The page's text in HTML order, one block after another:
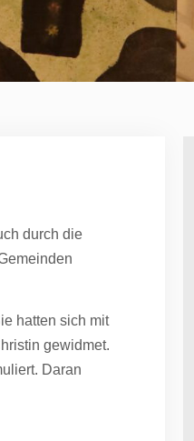
durch die
hatten sich mit
gewidmet.
Daran